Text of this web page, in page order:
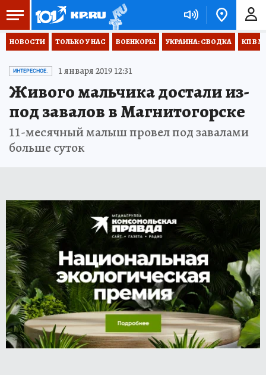
НОВОСТИ ТОЛЬКО У НАС ВОЕНКОРЫ УКРАИНА: СВОДКА КП В
ИНТЕРЕСНОЕ. 1 января 2019 12:31
Живого мальчика достали из-
под завалов в Магнитогорске
11-месячный малыш провел под завалами
больше суток